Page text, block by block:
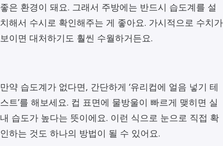
좋은 환경이 돼요. 그래서 주방에는 반드시 습도계를 설
치해서 수시로 확인해주는 게 좋아요. 가시적으로 수치가
보이면 대처하기도 훨씬 수월하거든요.
만약 습도계가 없다면, 간단하게 ‘유리컵에 얼음 넣기 테
스트’를 해보세요. 컵 표면에 물방울이 빠르게 맺히면 실
내 습도가 높다는 뜻이에요. 이런 식으로 눈으로 직접 확
인하는 것도 하나의 방법이 될 수 있어요.